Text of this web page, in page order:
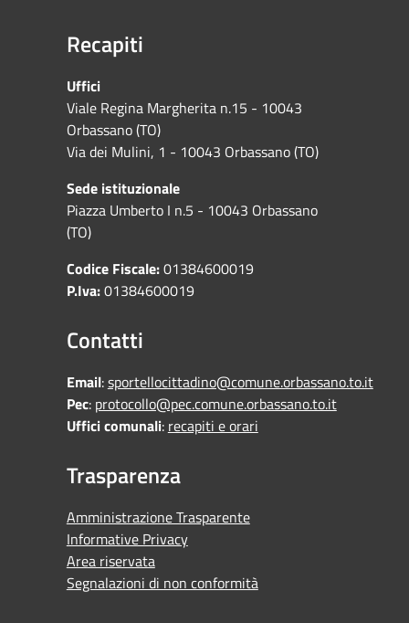
Recapiti
Uffici
Viale Regina Margherita n.15 - 10043
Orbassano (TO)
Via dei Mulini, 1 - 10043 Orbassano (TO)
Sede istituzionale
Piazza Umberto I n.5 - 10043 Orbassano
(TO)
Codice Fiscale:01384600019
P.Iva:01384600019
Contatti
Email:sportellocittadino@comune.orbassano.to.it
Pec: protocollo@pec.comune.orbassano.to.it
Uffici comunali: recapiti e orari
Trasparenza
Amministrazione Trasparente
Informative Privacy
Area riservata
Segnalazioni di non conformità